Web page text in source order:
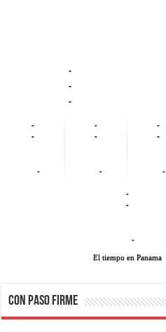
-
-
-
-
-
-
-
-
-
-
-
-
-
-
-
El tiempo en Panama
CON PASO FIRME